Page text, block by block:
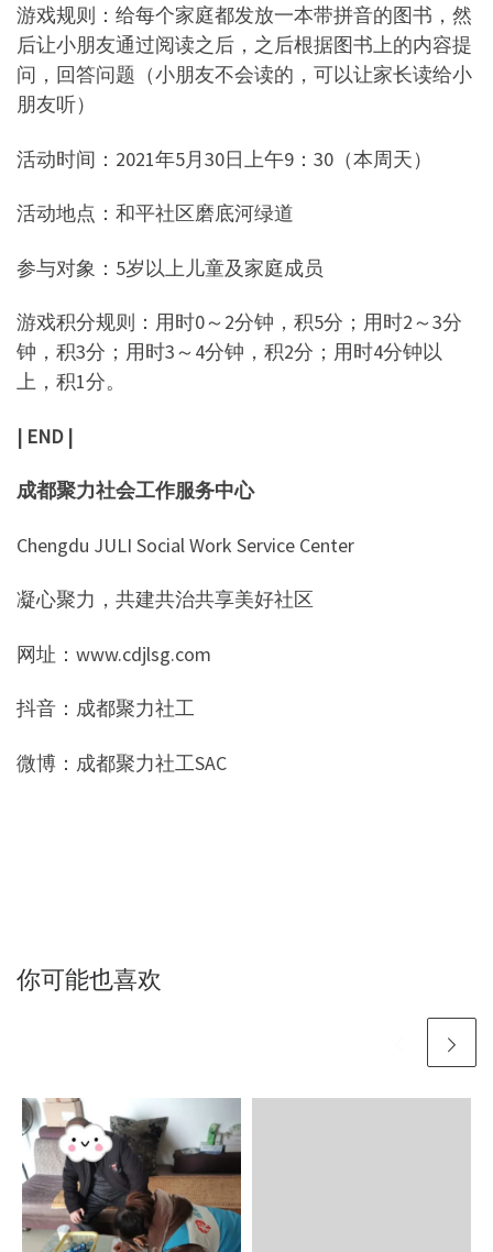
游戏规则：给每个家庭都发放一本带拼音的图书，然
后让小朋友通过阅读之后，之后根据图书上的内容提
问，回答问题（小朋友不会读的，可以让家长读给小
朋友听）
活动时间：2021年5月30日上午9：30（本周天）
活动地点：和平社区磨底河绿道
参与对象：5岁以上儿童及家庭成员
游戏积分规则：用时0～2分钟，积5分；用时2～3分
钟，积3分；用时3～4分钟，积2分；用时4分钟以
上，积1分。
| END |
成都聚力社会工作服务中心
Chengdu JULI Social Work Service Center
凝心聚力，共建共治共享美好社区
网址：www.cdjlsg.com
抖音：成都聚力社工
微博：成都聚力社工SAC
你可能也喜欢